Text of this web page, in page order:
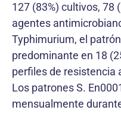
127 (83%) cultivos, 78
agentes
Typhimurium, el
predominante en 18
perfiles de resistencia
Los patrones S.
mensualmente